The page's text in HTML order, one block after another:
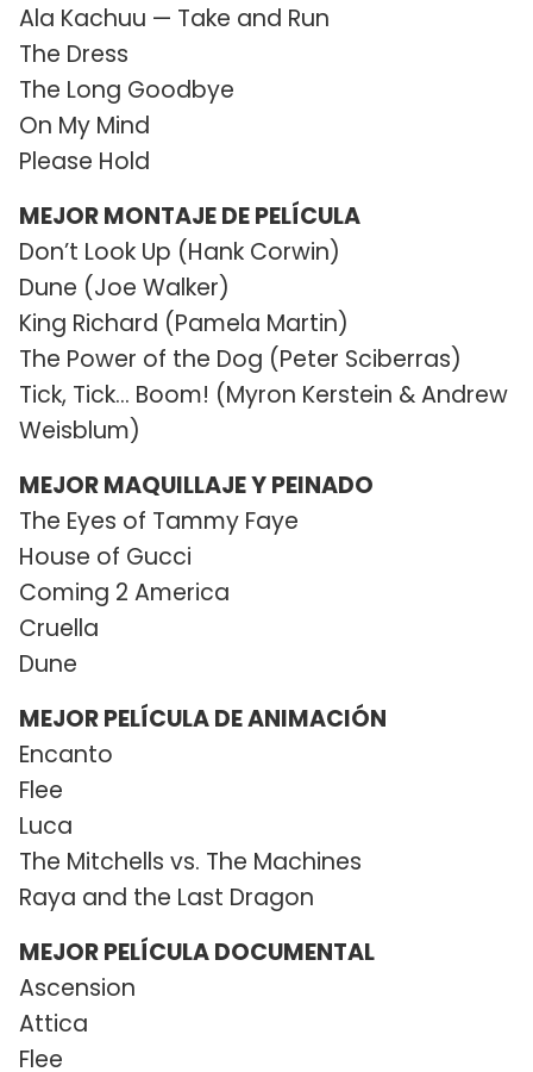
Ala Kachuu — Take and Run
The Dress
The Long Goodbye
On My Mind
Please Hold
MEJOR MONTAJE DE PELÍCULA
Don’t Look Up (Hank Corwin)
Dune (Joe Walker)
King Richard (Pamela Martin)
The Power of the Dog (Peter Sciberras)
Tick, Tick… Boom! (Myron Kerstein & Andrew
Weisblum)
MEJOR MAQUILLAJE Y PEINADO
The Eyes of Tammy Faye
House of Gucci
Coming 2 America
Cruella
Dune
MEJOR PELÍCULA DE ANIMACIÓN
Encanto
Flee
Luca
The Mitchells vs. The Machines
Raya and the Last Dragon
MEJOR PELÍCULA DOCUMENTAL
Ascension
Attica
Flee